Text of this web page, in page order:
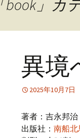
「book」
異境
2025年10月7日
著者：吉永邦治
出版社： 南船北